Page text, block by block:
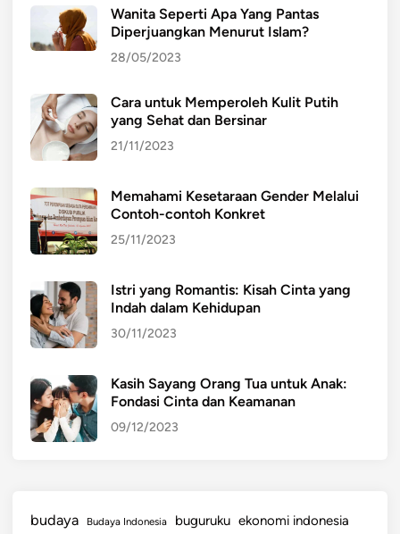
Wanita Seperti Apa Yang Pantas
Diperjuangkan Menurut Islam?
28/05/2023
Cara untuk Memperoleh Kulit Putih
yang Sehat dan Bersinar
21/11/2023
Memahami Kesetaraan Gender Melalui
Contoh-contoh Konkret
25/11/2023
Istri yang Romantis: Kisah Cinta yang
Indah dalam Kehidupan
30/11/2023
Kasih Sayang Orang Tua untuk Anak:
Fondasi Cinta dan Keamanan
09/12/2023
budaya Budaya Indonesia buguruku ekonomi indonesia